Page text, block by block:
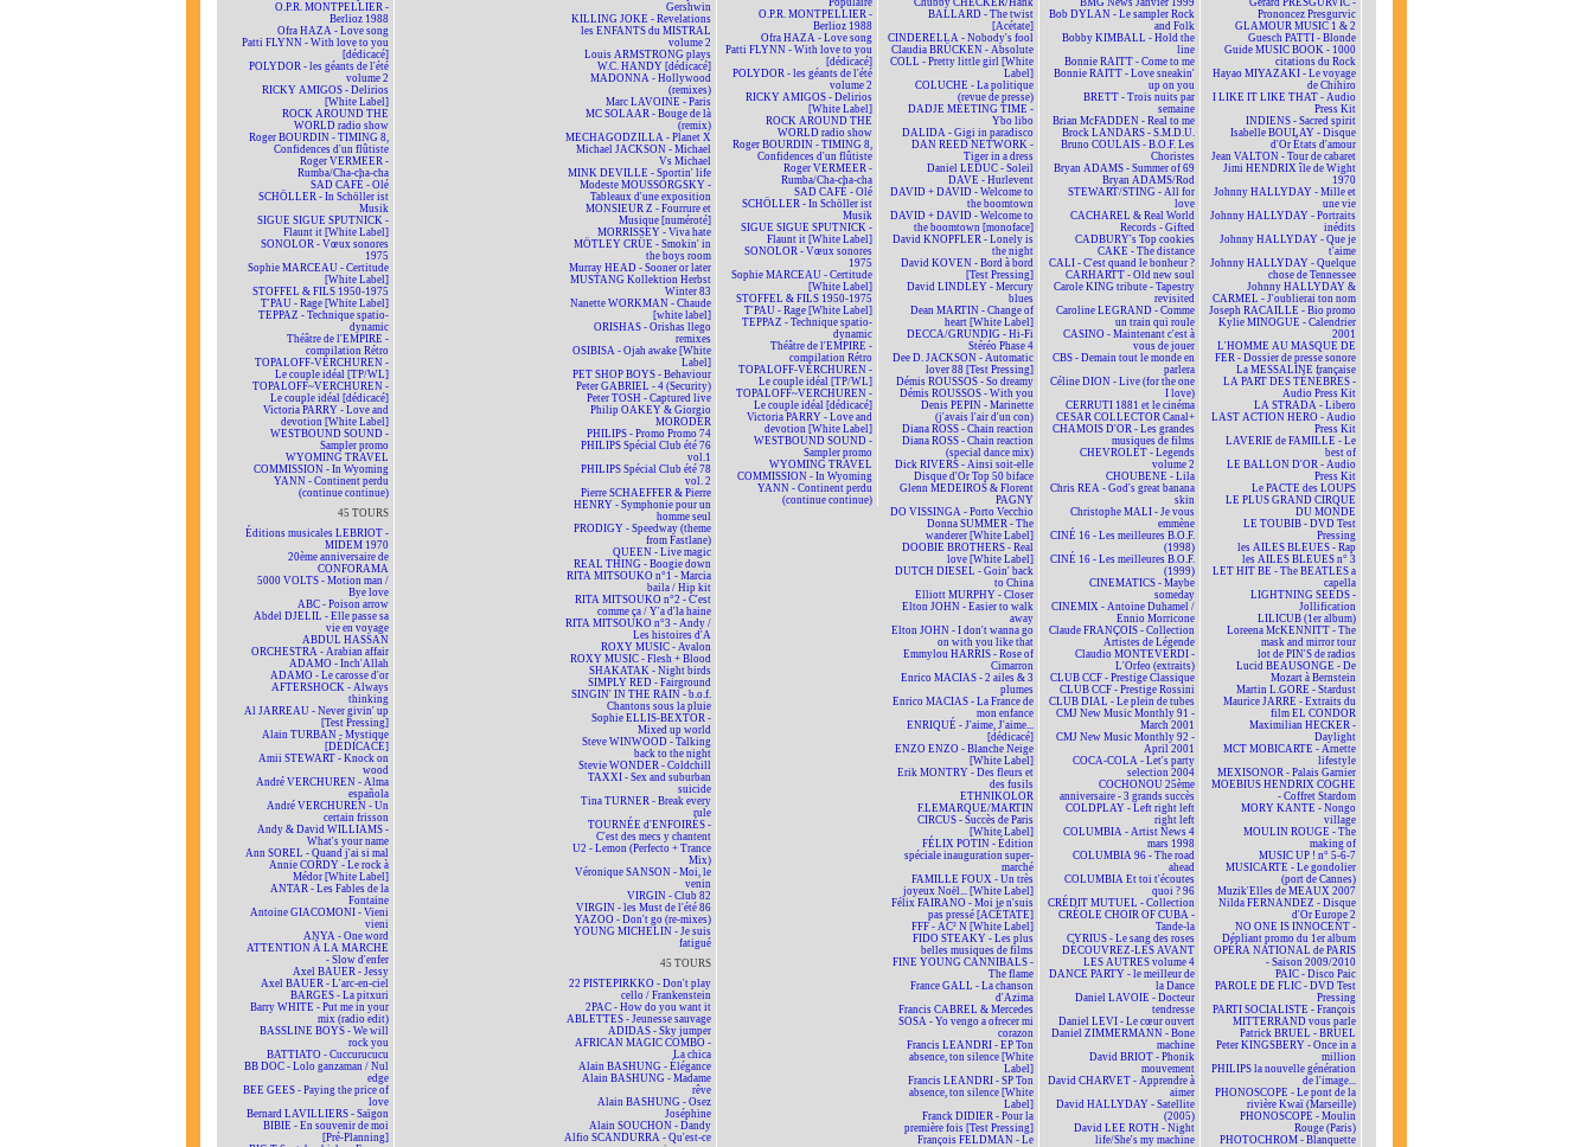
O.P.R. MONTPELLIER -
Berlioz 1988
Ofra HAZA - Love song
Patti FLYNN - With love to you
[dédicacé]
POLYDOR - les géants de l'été
volume 2
RICKY AMIGOS - Delirios
[White Label]
ROCK AROUND THE
WORLD radio show
Roger BOURDIN - TIMING 8,
Confidences d'un flûtiste
Roger VERMEER -
Rumba/Cha-cha-cha
SAD CAFÉ - Olé
SCHÖLLER - In Schöller ist
Musik
SIGUE SIGUE SPUTNICK -
Flaunt it [White Label]
SONOLOR - Vœux sonores
1975
Sophie MARCEAU - Certitude
[White Label]
STOFFEL & FILS 1950-1975
T'PAU - Rage [White Label]
TEPPAZ - Technique spatio-
dynamic
Théâtre de l'EMPIRE -
compilation Rétro
TOPALOFF-VERCHUREN -
Le couple idéal [TP/WL]
TOPALOFF~VERCHUREN -
Le couple idéal [dédicacé]
Victoria PARRY - Love and
devotion [White Label]
WESTBOUND SOUND -
Sampler promo
WYOMING TRAVEL
COMMISSION - In Wyoming
YANN - Continent perdu
(continue continue)
45 TOURS
Éditions musicales LEBRIOT -
MIDEM 1970
20ème anniversaire de
CONFORAMA
5000 VOLTS - Motion man /
Bye love
ABC - Poison arrow
Abdel DJELIL - Elle passe sa
vie en voyage
ABDUL HASSAN
ORCHESTRA - Arabian affair
ADAMO - Inch'Allah
ADAMO - Le carosse d'or
AFTERSHOCK - Always
thinking
Al JARREAU - Never givin' up
[Test Pressing]
Alain TURBAN - Mystique
[DÉDICACÉ]
Amii STEWART - Knock on
wood
André VERCHUREN - Alma
española
André VERCHUREN - Un
certain frisson
Andy & David WILLIAMS -
What's your name
Ann SOREL - Quand j'ai si mal
Annie CORDY - Le rock à
Médor [White Label]
ANTAR - Les Fables de la
Fontaine
Antoine GIACOMONI - Vieni
vieni
ANYA - One word
ATTENTION À LA MARCHE
- Slow d'enfer
Axel BAUER - Jessy
Axel BAUER - L'arc-en-ciel
BARGES - La pitxuri
Barry WHITE - Put me in your
mix (radio edit)
BASSLINE BOYS - We will
rock you
BATTIATO - Cuccurucucu
BB DOC - Lolo ganzaman / Nul
edge
BEE GEES - Paying the price of
love
Bernard LAVILLIERS - Saïgon
BIBIE - En souvenir de moi
[Pré-Planning]
Gershwin
KILLING JOKE - Revelations
les ENFANTS du MISTRAL
volume 2
Louis ARMSTRONG plays
W.C. HANDY [dédicacé]
MADONNA - Hollywood
(remixes)
Marc LAVOINE - Paris
MC SOLAAR - Bouge de là
(remix)
MECHAGODZILLA - Planet X
Michael JACKSON - Michael
Vs Michael
MINK DEVILLE - Sportin' life
Modeste MOUSSORGSKY -
Tableaux d'une exposition
MONSIEUR Z - Fourrure et
Musique [numéroté]
MORRISSEY - Viva hate
MÖTLEY CRÜE - Smokin' in
the boys room
Murray HEAD - Sooner or later
MUSTANG Kollektion Herbst
Winter 83
Nanette WORKMAN - Chaude
[white label]
ORISHAS - Orishas llego
remixes
OSIBISA - Ojah awake [White
Label]
PET SHOP BOYS - Behaviour
Peter GABRIEL - 4 (Security)
Peter TOSH - Captured live
Philip OAKEY & Giorgio
MORODER
PHILIPS - Promo Promo 74
PHILIPS Spécial Club été 76
vol.1
PHILIPS Spécial Club été 78
vol. 2
Pierre SCHAEFFER & Pierre
HENRY - Symphonie pour un
homme seul
PRODIGY - Speedway (theme
from Fastlane)
QUEEN - Live magic
REAL THING - Boogie down
RITA MITSOUKO n°1 - Marcia
baila / Hip kit
RITA MITSOUKO n°2 - C'est
comme ça / Y'a d'la haine
RITA MITSOUKO n°3 - Andy /
Les histoires d'A
ROXY MUSIC - Avalon
ROXY MUSIC - Flesh + Blood
SHAKATAK - Night birds
SIMPLY RED - Fairground
SINGIN' IN THE RAIN - b.o.f.
Chantons sous la pluie
Sophie ELLIS-BEXTOR -
Mixed up world
Steve WINWOOD - Talking
back to the night
Stevie WONDER - Coldchill
TAXXI - Sex and suburban
suicide
Tina TURNER - Break every
rule
TOURNÉE d'ENFOIRÉS -
C'est des mecs y chantent
U2 - Lemon (Perfecto + Trance
Mix)
Véronique SANSON - Moi, le
venin
VIRGIN - Club 82
VIRGIN - les Must de l'été 86
YAZOO - Don't go (re-mixes)
YOUNG MICHELIN - Je suis
fatigué
45 TOURS
22 PISTEPIRKKO - Don't play
cello / Frankenstein
2PAC - How do you want it
ABLETTES - Jeunesse sauvage
ADIDAS - Sky jumper
AFRICAN MAGIC COMBO -
La chica
Alain BASHUNG - Élégance
Alain BASHUNG - Madame
rêve
Alain BASHUNG - Osez
Joséphine
Alain SOUCHON - Dandy
Alfio SCANDURRA - Qu'est-ce
Populaire
O.P.R. MONTPELLIER -
Berlioz 1988
Ofra HAZA - Love song
Patti FLYNN - With love to you
[dédicacé]
POLYDOR - les géants de l'été
volume 2
RICKY AMIGOS - Delirios
[White Label]
ROCK AROUND THE
WORLD radio show
Roger BOURDIN - TIMING 8,
Confidences d'un flûtiste
Roger VERMEER -
Rumba/Cha-cha-cha
SAD CAFÉ - Olé
SCHÖLLER - In Schöller ist
Musik
SIGUE SIGUE SPUTNICK -
Flaunt it [White Label]
SONOLOR - Vœux sonores
1975
Sophie MARCEAU - Certitude
[White Label]
STOFFEL & FILS 1950-1975
T'PAU - Rage [White Label]
TEPPAZ - Technique spatio-
dynamic
Théâtre de l'EMPIRE -
compilation Rétro
TOPALOFF-VERCHUREN -
Le couple idéal [TP/WL]
TOPALOFF~VERCHUREN -
Le couple idéal [dédicacé]
Victoria PARRY - Love and
devotion [White Label]
WESTBOUND SOUND -
Sampler promo
WYOMING TRAVEL
COMMISSION - In Wyoming
YANN - Continent perdu
(continue continue)
Chubby CHECKER/Hank
BALLARD - The twist
[Acétate]
CINDERELLA - Nobody's fool
Claudia BRÜCKEN - Absolute
COLL - Pretty little girl [White
Label]
COLUCHE - La politique
(revue de presse)
DADJE MEETING TIME -
Ybo libo
DALIDA - Gigi in paradisco
DAN REED NETWORK -
Tiger in a dress
Daniel LEDUC - Soleil
DAVE - Hurlevent
DAVID + DAVID - Welcome to
the boomtown
DAVID + DAVID - Welcome to
the boomtown [monoface]
David KNOPFLER - Lonely is
the night
David KOVEN - Bord à bord
[Test Pressing]
David LINDLEY - Mercury
blues
Dean MARTIN - Change of
heart [White Label]
DECCA/GRUNDIG - Hi-Fi
Stéréo Phase 4
Dee D. JACKSON - Automatic
lover 88 [Test Pressing]
Démis ROUSSOS - So dreamy
Démis ROUSSOS - With you
Denis PEPIN - Marinette
(j'avais l'air d'un con)
Diana ROSS - Chain reaction
Diana ROSS - Chain reaction
(special dance mix)
Dick RIVERS - Ainsi soit-elle
Disque d'Or Top 50 biface
Glenn MEDEIROS & Florent
PAGNY
DO VISSINGA - Porto Vecchio
Donna SUMMER - The
wanderer [White Label]
DOOBIE BROTHERS - Real
love [White Label]
DUTCH DIESEL - Goin' back
to China
Elliott MURPHY - Closer
Elton JOHN - Easier to walk
away
Elton JOHN - I don't wanna go
on with you like that
Emmylou HARRIS - Rose of
Cimarron
Enrico MACIAS - 2 ailes & 3
plumes
Enrico MACIAS - La France de
mon enfance
ENRIQUÉ - J'aime, J'aime...
[dédicacé]
ENZO ENZO - Blanche Neige
[White Label]
Erik MONTRY - Des fleurs et
des fusils
ETHNIKOLOR
F.LEMARQUE/MARTIN
CIRCUS - Succès de Paris
[White Label]
FÉLIX POTIN - Édition
spéciale inauguration super-
marché
FAMILLE FOUX - Un très
joyeux Noël... [White Label]
Félix FAIRANO - Moi je n'suis
pas pressé [ACÉTATE]
FFF - AC² N [White Label]
FIDO STEAKY - Les plus
belles musiques de films
FINE YOUNG CANNIBALS -
The flame
France GALL - La chanson
d'Azima
Francis CABREL & Mercedes
SOSA - Yo vengo a ofrecer mi
corazon
Francis LEANDRI - EP Ton
absence, ton silence [White
Label]
Francis LEANDRI - SP Ton
absence, ton silence [White
Label]
Franck DIDIER - Pour la
première fois [Test Pressing]
François FELDMAN - Le
BMG News Janvier 1999
Bob DYLAN - Le sampler Rock
and Folk
Bobby KIMBALL - Hold the
line
Bonnie RAITT - Come to me
Bonnie RAITT - Love sneakin'
up on you
BRETT - Trois nuits par
semaine
Brian McFADDEN - Real to me
Brock LANDARS - S.M.D.U.
Bruno COULAIS - B.O.F. Les
Choristes
Bryan ADAMS - Summer of 69
Bryan ADAMS/Rod
STEWART/STING - All for
love
CACHAREL & Real World
Records - Gifted
CADBURY's Top cookies
CAKE - The distance
CALI - C'est quand le bonheur ?
CARHARTT - Old new soul
Carole KING tribute - Tapestry
revisited
Caroline LEGRAND - Comme
un train qui roule
CASINO - Maintenant c'est à
vous de jouer
CBS - Demain tout le monde en
parlera
Céline DION - Live (for the one
I love)
CERRUTI 1881 et le cinéma
CESAR COLLECTOR Canal+
CHAMOIS D'OR - Les grandes
musiques de films
CHEVROLET - Legends
volume 2
CHOUBENE - Lila
Chris REA - God's great banana
skin
Christophe MALI - Je vous
emmène
CINÉ 16 - Les meilleures B.O.F.
(1998)
CINÉ 16 - Les meilleures B.O.F.
(1999)
CINEMATICS - Maybe
someday
CINEMIX - Antoine Duhamel /
Ennio Morricone
Claude FRANÇOIS - Collection
Artistes de Légende
Claudio MONTEVERDI -
L'Orfeo (extraits)
CLUB CCF - Prestige Classique
CLUB CCF - Prestige Rossini
CLUB DIAL - Le plein de tubes
CMJ New Music Monthly 91 -
March 2001
CMJ New Music Monthly 92 -
April 2001
COCA-COLA - Let's party
selection 2004
COCHONOU 25ème
anniversaire - 3 grands succès
COLDPLAY - Left right left
right left
COLUMBIA - Artist News 4
mars 1998
COLUMBIA 96 - The road
ahead
COLUMBIA Et toi t'écoutes
quoi ? 96
CRÉDIT MUTUEL - Collection
CRÉOLE CHOIR OF CUBA -
Tande-la
CYRIUS - Le sang des roses
DÉCOUVREZ-LES AVANT
LES AUTRES volume 4
DANCE PARTY - le meilleur de
la Dance
Daniel LAVOIE - Docteur
tendresse
Daniel LEVI - Le cœur ouvert
Daniel ZIMMERMANN - Bone
machine
David BRIOT - Phonik
mouvement
David CHARVET - Apprendre à
aimer
David HALLYDAY - Satellite
(2005)
David LEE ROTH - Night
life/She's my machine
Gérard PRESGURVIC -
Prononcez Presgurvic
GLAMOUR MUSIC 1 & 2
Guesch PATTI - Blonde
Guide MUSIC BOOK - 1000
citations du Rock
Hayao MIYAZAKI - Le voyage
de Chihiro
I LIKE IT LIKE THAT - Audio
Press Kit
INDIENS - Sacred spirit
Isabelle BOULAY - Disque
d'Or États d'amour
Jean VALTON - Tour de cabaret
Jimi HENDRIX île de Wight
1970
Johnny HALLYDAY - Mille et
une vie
Johnny HALLYDAY - Portraits
inédits
Johnny HALLYDAY - Que je
t'aime
Johnny HALLYDAY - Quelque
chose de Tennessee
Johnny HALLYDAY &
CARMEL - J'oublierai ton nom
Joseph RACAILLE - Bio promo
Kylie MINOGUE - Calendrier
2001
L'HOMME AU MASQUE DE
FER - Dossier de presse sonore
La MESSALINE française
LA PART DES TÉNÈBRES -
Audio Press Kit
LA STRADA - Libero
LAST ACTION HERO - Audio
Press Kit
LAVERIE de FAMILLE - Le
best of
LE BALLON D'OR - Audio
Press Kit
Le PACTE des LOUPS
LE PLUS GRAND CIRQUE
DU MONDE
LE TOUBIB - DVD Test
Pressing
les AILES BLEUES - Rap
les AILES BLEUES n° 3
LET HIT BE - The BEATLES a
capella
LIGHTNING SEEDS -
Jollification
LILICUB (1er album)
Loreena McKENNITT - The
mask and mirror tour
lot de PIN'S de radios
Lucid BEAUSONGE - De
Mozart à Bernstein
Martin L.GORE - Stardust
Maurice JARRE - Extraits du
film EL CONDOR
Maximilian HECKER -
Daylight
MCT MOBICARTE - Arnette
lifestyle
MEXISONOR - Palais Garnier
MOEBIUS HENDRIX COGHE
- Coffret Stardom
MORY KANTE - Nongo
village
MOULIN ROUGE - The
making of
MUSIC UP ! n° 5-6-7
MUSICARTE - Le gondolier
(port de Cannes)
Muzik'Elles de MEAUX 2007
Nilda FERNANDEZ - Disque
d'Or Europe 2
NO ONE IS INNOCENT -
Dépliant promo du 1er album
OPÉRA NATIONAL de PARIS
- Saison 2009/2010
PAIC - Disco Paic
PAROLE DE FLIC - DVD Test
Pressing
PARTI SOCIALISTE - François
MITTERRAND vous parle
Patrick BRUEL - BRUEL
Peter KINGSBERY - Once in a
million
PHILIPS la nouvelle génération
de l'image...
PHONOSCOPE - Le pont de la
rivière Kwaï (Marseille)
PHONOSCOPE - Moulin
Rouge (Paris)
PHOTOCHROM - Blanquette